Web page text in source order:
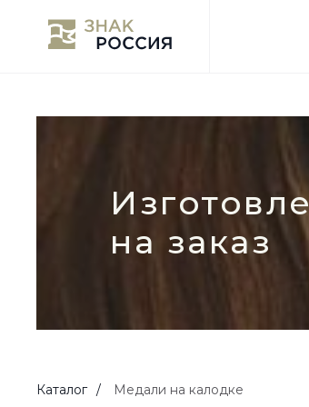
на заказ
Каталог / Медали на калодке